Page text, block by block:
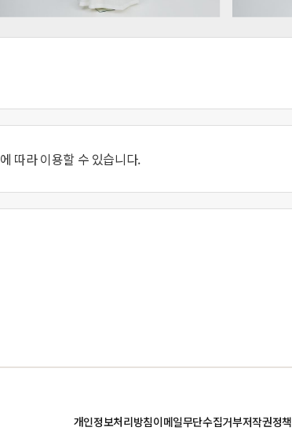
에 따라 이용할 수 있습니다.
개인정보처리방침이메일무단수집거부저작권정책